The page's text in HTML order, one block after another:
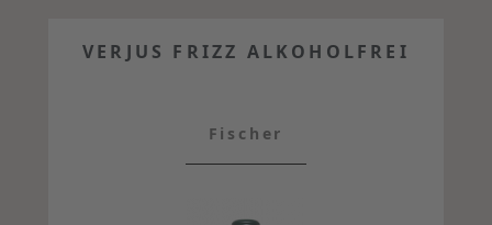
VERJUS FRIZZ ALKOHOLFREI
Fischer